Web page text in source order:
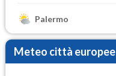
Palermo
Meteo città europee